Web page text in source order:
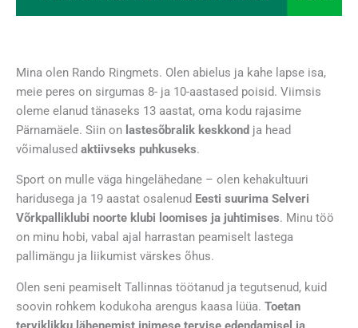
Mina olen Rando Ringmets. Olen abielus ja kahe lapse isa,
meie peres on sirgumas 8- ja 10-aastased poisid. Viimsis
oleme elanud tänaseks 13 aastat, oma kodu rajasime
Pärnamäele. Siin on lastesõbralik keskkond ja head
võimalused aktiivseks puhkuseks.
Sport on mulle väga hingelähedane – olen kehakultuuri
haridusega ja 19 aastat osalenud Eesti suurima Selveri
Võrkpalliklubi noorte klubi loomises ja juhtimises. Minu töö
on minu hobi, vabal ajal harrastan peamiselt lastega
pallimängu ja liikumist värskes õhus.
Olen seni peamiselt Tallinnas töötanud ja tegutsenud, kuid
soovin rohkem kodukoha arengus kaasa lüüa. Toetan